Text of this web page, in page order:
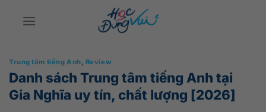
Trung tâm tiếng Anh, Review
Danh sách Trung tâm tiếng Anh tại
Gia Nghĩa uy tín, chất lượng [2026]